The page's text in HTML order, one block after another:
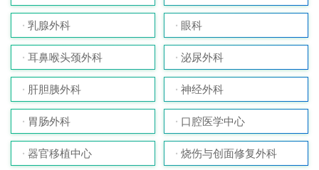
乳腺外科 眼科
耳鼻喉头颈外科 泌尿外科
肝胆胰外科 神经外科
胃肠外科 口腔医学中心
器官移植中心 烧伤与创面修复外科